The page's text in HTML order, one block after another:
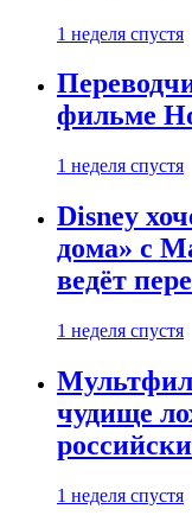
1 неделя спустя
фильме
1 неделя спустя
Disney
дома» с
ведёт
1 неделя спустя
чудище
1 неделя спустя